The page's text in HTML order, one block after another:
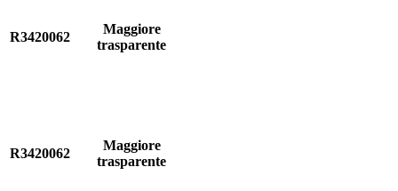
R3420062
Maggiore
trasparente
R3420062
Maggiore
trasparente